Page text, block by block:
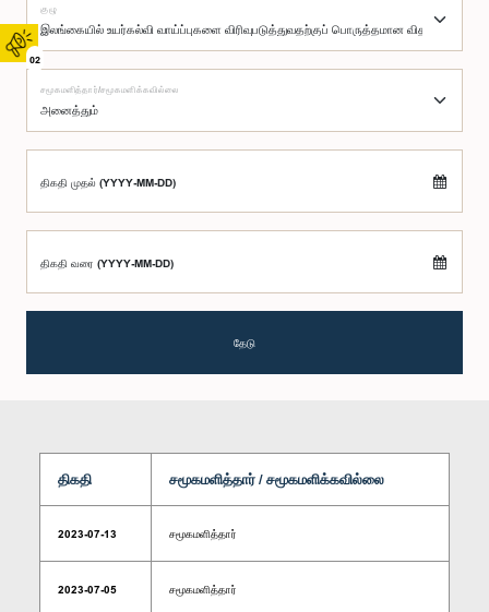
02
குழு
சமூகமளித்தார்/சமூகமளிக்கவில்லை
திகதி முதல் (YYYY-MM-DD)
திகதி வரை (YYYY-MM-DD)
தேடு
திகதி சமூகமளித்தார் / சமூகமளிக்கவில்லை
2023-07-13 சமூகமளித்தார்
2023-07-05 சமூகமளித்தார்